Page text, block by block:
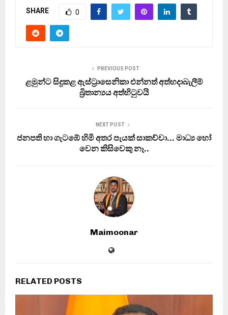
SHARE 0
PREVIOUS POST
ළමුන්ට සිදුකළ ඇස්ට්‍රාසෙනිකා එන්නත් අත්හදාබැලීම්
බ්‍රිතාන්‍යය අත්හිටුවයි
NEXT POST
ජනපති හා ගැටඹේ හිමි අතර පැයක් සාකච්චා… මාධ්‍ය හෝ
වෙන කිසිවෙකු නෑ..
Maimoonar
RELATED POSTS